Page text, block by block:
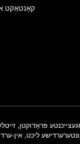
קאָנטאַקט
פּראָדוקטן,
ליכט, אין-